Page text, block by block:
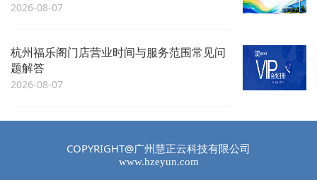
2026-08-07
杭州福乐阁门店营业时间与服务范围常见问
题解答
2026-08-07
COPYRIGHT@广州慧正云科技有限公司
www.hzeyun.com